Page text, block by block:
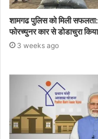
शामगढ पुलिस को मिली सफलता:
फोरच्युनर कार से डोडाचुरा
3 weeks ago